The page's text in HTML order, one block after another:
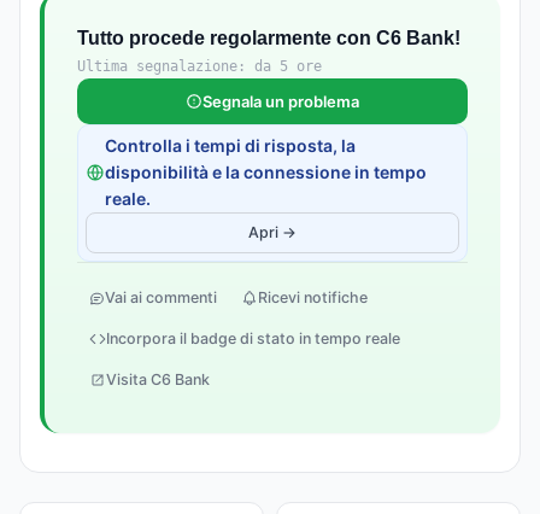
Tutto procede regolarmente con C6 Bank!
Ultima segnalazione: da 5 ore
Segnala un problema
Controlla i tempi di risposta, la
disponibilità e la connessione in tempo
reale.
Apri →
Vai ai commenti Ricevi notifiche
Incorpora il badge di stato in tempo reale
Visita C6 Bank